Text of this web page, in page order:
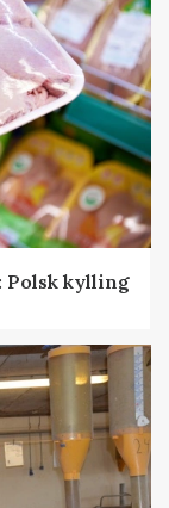
Polsk kylling